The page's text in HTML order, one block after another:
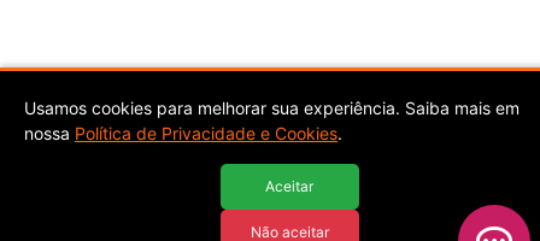
Usamos cookies para melhorar sua experiência. Saiba mais em
nossa Política de Privacidade e Cookies.
Aceitar
Não aceitar